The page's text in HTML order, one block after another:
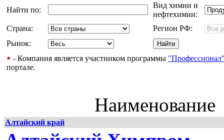
Найти по:
Вид химии и
нефтехимии:
Страна:
Регион РФ:
Рынок:
- Компания является участником программы
портале.
Наименование
Алтайский край